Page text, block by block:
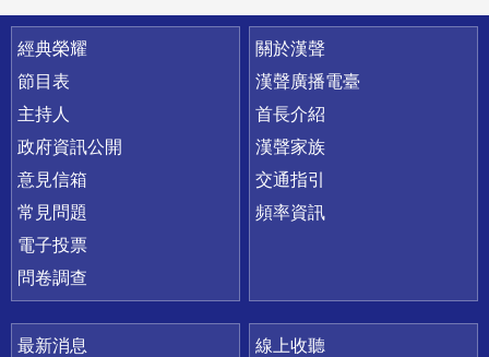
快速連結
經典榮耀
節目表
主持人
政府資訊公開
意見信箱
常見問題
電子投票
問卷調查
關於漢聲
漢聲廣播電臺
首長介紹
漢聲家族
交通指引
頻率資訊
最新消息
線上收聽